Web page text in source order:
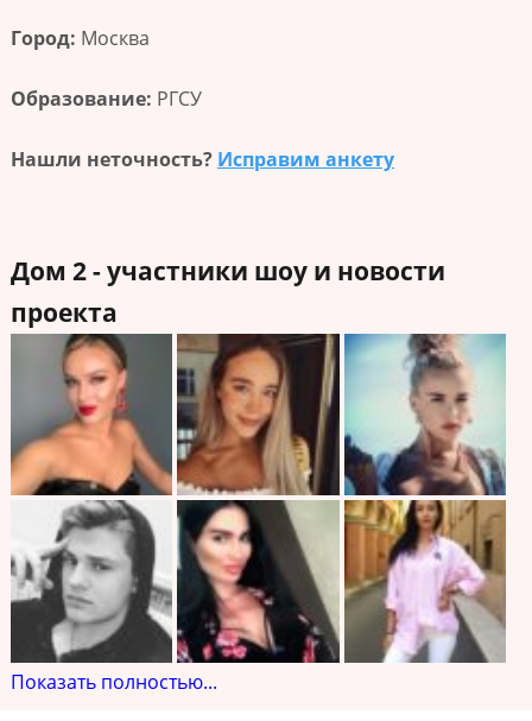
Город: Москва
Образование: РГСУ
Нашли неточность? Исправим анкету
Дом 2 - участники шоу и новости
проекта
Показать полностью...